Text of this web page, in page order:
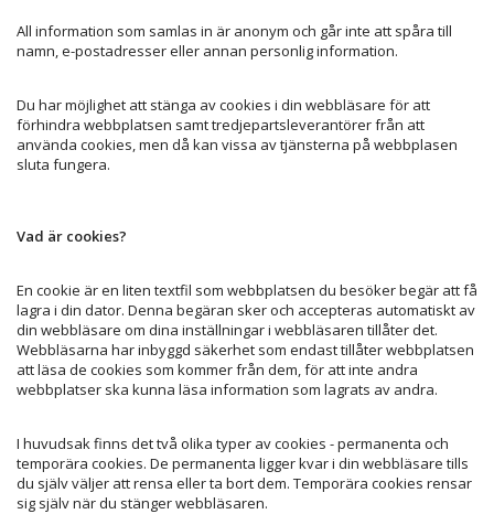
All information som samlas in är anonym och går inte att spåra till
namn, e-postadresser eller annan personlig information.
Du har möjlighet att stänga av cookies i din webbläsare för att
förhindra webbplatsen samt tredjepartsleverantörer från att
använda cookies, men då kan vissa av tjänsterna på webbplasen
sluta fungera.
Vad är cookies?
En cookie är en liten textfil som webbplatsen du besöker begär att få
lagra i din dator. Denna begäran sker och accepteras automatiskt av
din webbläsare om dina inställningar i webbläsaren tillåter det.
Webbläsarna har inbyggd säkerhet som endast tillåter webbplatsen
att läsa de cookies som kommer från dem, för att inte andra
webbplatser ska kunna läsa information som lagrats av andra.
I huvudsak finns det två olika typer av cookies - permanenta och
temporära cookies. De permanenta ligger kvar i din webbläsare tills
du själv väljer att rensa eller ta bort dem. Temporära cookies rensar
sig själv när du stänger webbläsaren.